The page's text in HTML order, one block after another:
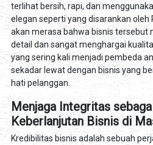
terlihat bersih, rapi, dan
elegan seperti yang disarankan oleh
akan merasa bahwa bisnis tersebut
detail dan sangat menghargai
yang sering kali menjadi pembeda
sekadar lewat dengan bisnis yang
hati pelanggan.
Menjaga Integritas
Keberlanjutan Bisnis di
Kredibilitas bisnis adalah sebuah